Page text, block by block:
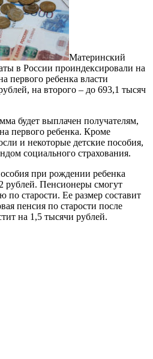
Материнский
в России проиндексировали на
первого ребенка власти
на второго – до 693,1 тысяч
будет выплачен получателям,
первого ребенка. Кроме
и некоторые детские пособия,
социального страхования.
при рождении ребенка
рублей. Пенсионеры смогут
по старости. Ее размер составит
пенсия по старости после
на 1,5 тысячи рублей.